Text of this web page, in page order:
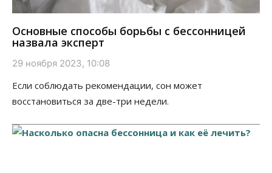
Основные способы борьбы с бессонницей
назвала эксперт
29 ноября 2023, 10:08
Если соблюдать рекомендации, сон может
восстановиться за две-три недели.